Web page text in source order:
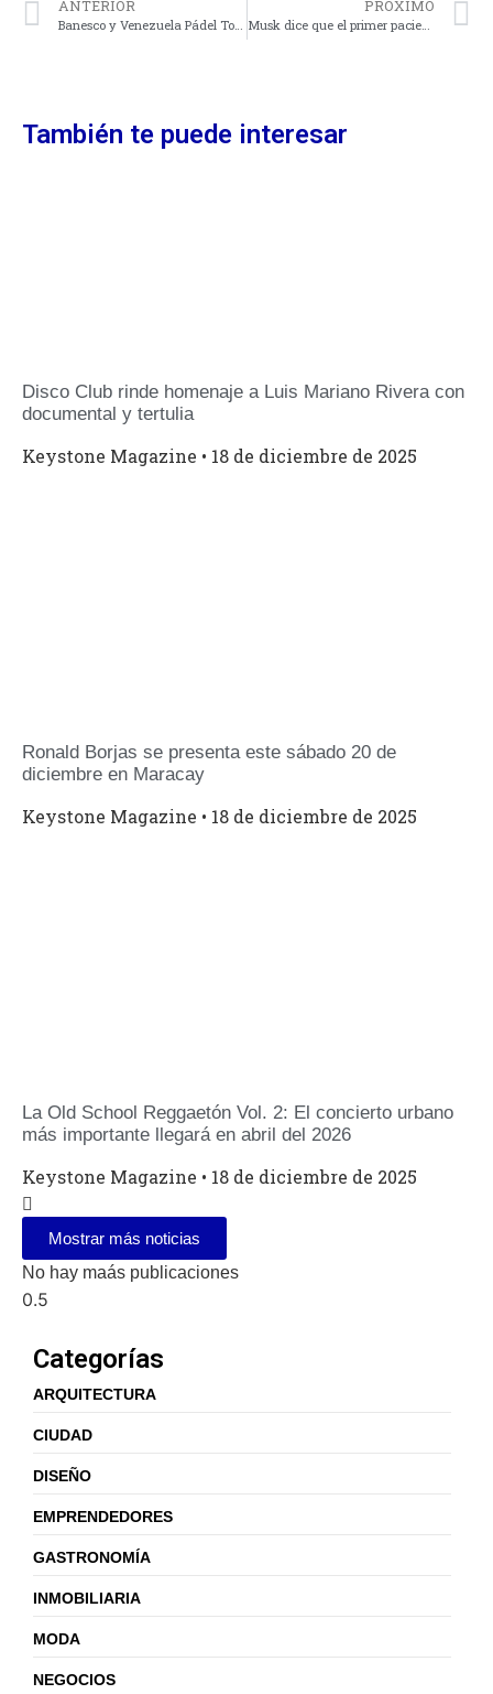
ANTERIOR PROXIMO
Musk dice que el primer paciente de Neuralink puede usar un ratón de ordenador mentalmente
También te puede interesar
Disco Club rinde homenaje a Luis Mariano Rivera con
documental y tertulia
Keystone Magazine 18 de diciembre de 2025
Ronald Borjas se presenta este sábado 20 de
diciembre en Maracay
Keystone Magazine 18 de diciembre de 2025
La Old School Reggaetón Vol. 2: El concierto urbano
más importante llegará en abril del 2026
Keystone Magazine 18 de diciembre de 2025
Mostrar más noticias
No hay maás publicaciones
Categorías
ARQUITECTURA
CIUDAD
DISEÑO
EMPRENDEDORES
GASTRONOMÍA
INMOBILIARIA
MODA
NEGOCIOS